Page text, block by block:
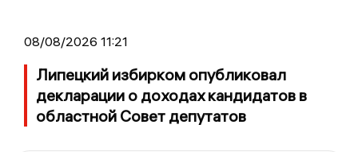
08/08/2026 11:21
Липецкий избирком опубликовал
декларации о доходах кандидатов в
областной Совет депутатов